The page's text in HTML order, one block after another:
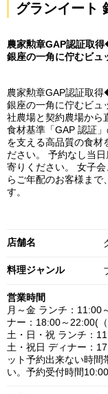
グランイート
農家勲章GAP認証取
銀座の一角に佇むビュ
農家勲章GAP認証取
銀座の一角に佇むビュ
社農場と契約農場から
食材基準「GAP 認証
を支える高品質の食材
ださい。 予約なし当
寄りください。 女子
らご年配のお客様ま
す。
店舗名
料理ジャンル
営業時間
月～金 ランチ：11:00
ナー：18:00～22:00(
土・日・祝 ランチ：
土・祝日 ディナー：
ット予約出来ない時間
い。予約受付時間